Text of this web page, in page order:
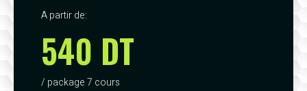
A partir de:
540 DT
/ package 7 cours